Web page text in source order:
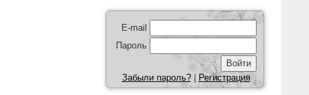
E-mail
Пароль
Забыли пароль?| Регистрация